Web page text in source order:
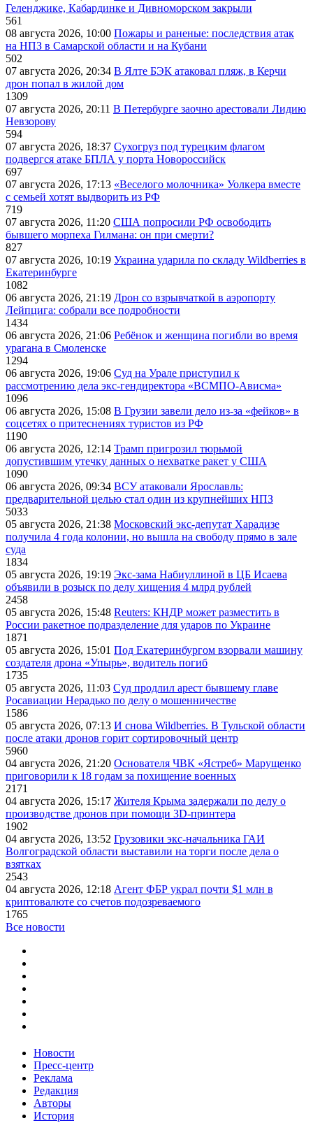
Геленджике, Кабардинке и Дивноморском закрыли
561
08 августа 2026, 10:00 Пожары и раненые: последствия атак
на НПЗ в Самарской области и на Кубани
502
07 августа 2026, 20:34 В Ялте БЭК атаковал пляж, в Керчи
дрон попал в жилой дом
1309
07 августа 2026, 20:11 В Петербурге заочно арестовали Лидию
Невзорову
594
07 августа 2026, 18:37 Сухогруз под турецким флагом
подвергся атаке БПЛА у порта Новороссийск
697
07 августа 2026, 17:13 «Веселого молочника» Уолкера вместе
с семьей хотят выдворить из РФ
719
07 августа 2026, 11:20 США попросили РФ освободить
бывшего морпеха Гилмана: он при смерти?
827
07 августа 2026, 10:19 Украина ударила по складу Wildberries в
Екатеринбурге
1082
06 августа 2026, 21:19 Дрон со взрывчаткой в аэропорту
Лейпцига: собрали все подробности
1434
06 августа 2026, 21:06 Ребёнок и женщина погибли во время
урагана в Смоленске
1294
06 августа 2026, 19:06 Суд на Урале приступил к
рассмотрению дела экс-гендиректора «ВСМПО-Ависма»
1096
06 августа 2026, 15:08 В Грузии завели дело из-за «фейков» в
соцсетях о притеснениях туристов из РФ
1190
06 августа 2026, 12:14 Трамп пригрозил тюрьмой
допустившим утечку данных о нехватке ракет у США
1090
06 августа 2026, 09:34 ВСУ атаковали Ярославль:
предварительной целью стал один из крупнейших НПЗ
5033
05 августа 2026, 21:38 Московский экс-депутат Харадизе
получила 4 года колонии, но вышла на свободу прямо в зале
суда
1834
05 августа 2026, 19:19 Экс-зама Набиуллиной в ЦБ Исаева
объявили в розыск по делу хищения 4 млрд рублей
2458
05 августа 2026, 15:48 Reuters: КНДР может разместить в
России ракетное подразделение для ударов по Украине
1871
05 августа 2026, 15:01 Под Екатеринбургом взорвали машину
создателя дрона «Упырь», водитель погиб
1735
05 августа 2026, 11:03 Суд продлил арест бывшему главе
Росавиации Нерадько по делу о мошенничестве
1586
05 августа 2026, 07:13 И снова Wildberries. В Тульской области
после атаки дронов горит сортировочный центр
5960
04 августа 2026, 21:20 Основателя ЧВК «Ястреб» Марущенко
приговорили к 18 годам за похищение военных
2171
04 августа 2026, 15:17 Жителя Крыма задержали по делу о
производстве дронов при помощи 3D‑принтера
1902
04 августа 2026, 13:52 Грузовики экс-начальника ГАИ
Волгоградской области выставили на торги после дела о
взятках
2543
04 августа 2026, 12:18 Агент ФБР украл почти $1 млн в
криптовалюте со счетов подозреваемого
1765
Все новости
Новости
Пресс-центр
Реклама
Редакция
Авторы
История